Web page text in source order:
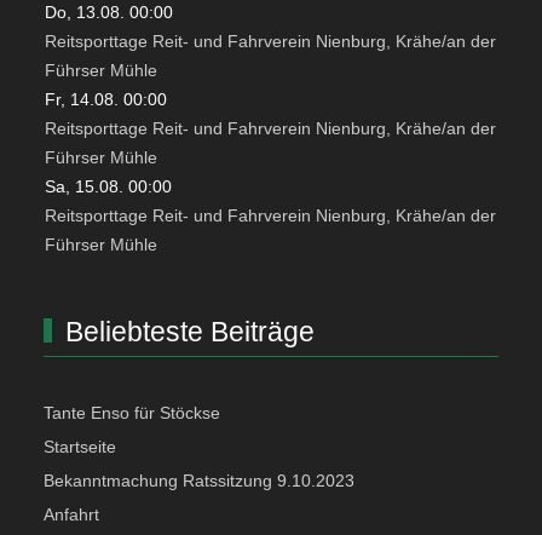
Do, 13.08. 00:00
Reitsporttage Reit- und Fahrverein Nienburg, Krähe/an der
Führser Mühle
Fr, 14.08. 00:00
Reitsporttage Reit- und Fahrverein Nienburg, Krähe/an der
Führser Mühle
Sa, 15.08. 00:00
Reitsporttage Reit- und Fahrverein Nienburg, Krähe/an der
Führser Mühle
Beliebteste Beiträge
Tante Enso für Stöckse
Startseite
Bekanntmachung Ratssitzung 9.10.2023
Anfahrt